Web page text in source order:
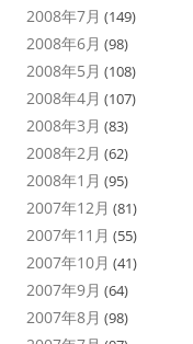
2008年7月 (149)
2008年6月 (98)
2008年5月 (108)
2008年4月 (107)
2008年3月 (83)
2008年2月 (62)
2008年1月 (95)
2007年12月 (81)
2007年11月 (55)
2007年10月 (41)
2007年9月 (64)
2007年8月 (98)